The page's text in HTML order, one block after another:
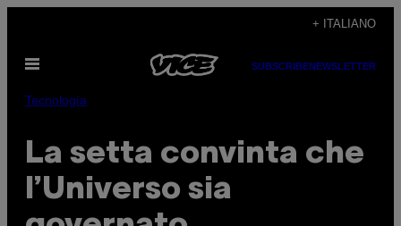
contenuto
+ ITALIANO
Apri
SUBSCRIBENEWSLETTER
Tecnología
La setta convinta che
l’Universo sia